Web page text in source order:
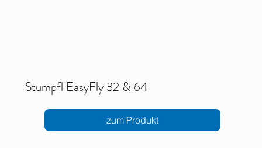
Stumpfl EasyFly 32 & 64
zum Produkt